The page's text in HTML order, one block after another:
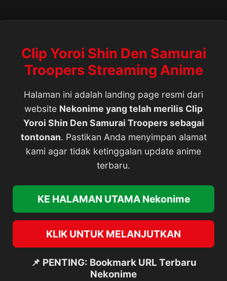
Clip Yoroi Shin Den Samurai
Troopers Streaming Anime
Halaman ini adalah landing page resmi dari
website Nekonime yang telah merilis Clip
Yoroi Shin Den Samurai Troopers sebagai
tontonan. Pastikan Anda menyimpan alamat
kami agar tidak ketinggalan update anime
terbaru.
KE HALAMAN UTAMA Nekonime
KLIK UNTUK MELANJUTKAN
📌 PENTING: Bookmark URL Terbaru
Nekonime